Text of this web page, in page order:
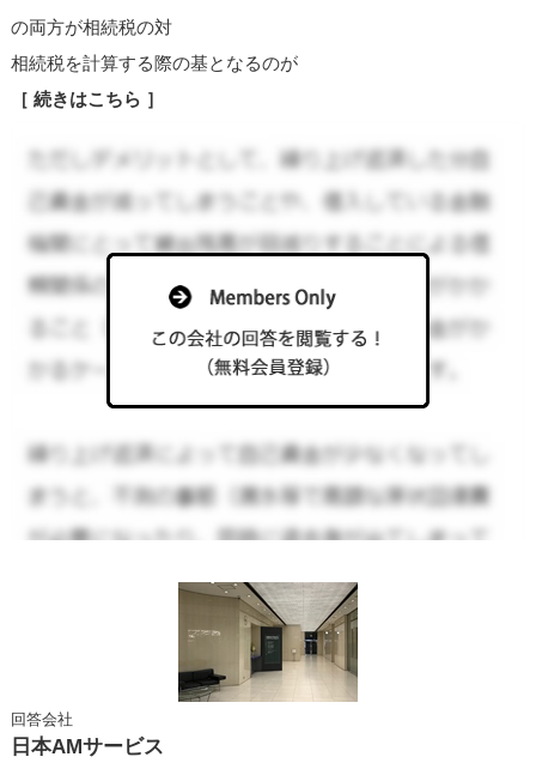
の両方が相続税の対
相続税を計算する際の基となるのが
［ 続きはこちら ］
回答会社
日本AMサービス